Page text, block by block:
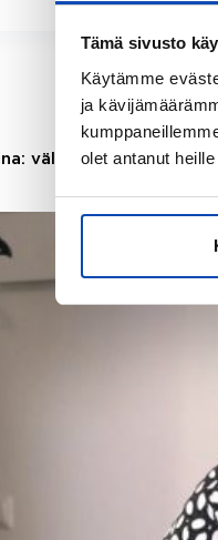
Tämä sivusto
Käytämme
ja
olet antanut
välittäjänä Paula